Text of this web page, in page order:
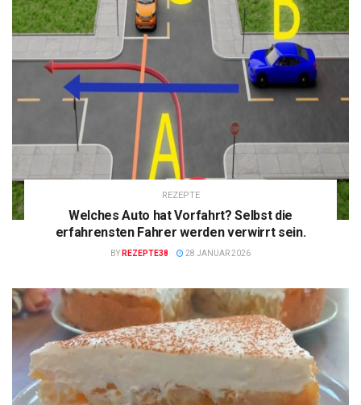
REZEPTE
Welches Auto hat Vorfahrt? Selbst die
erfahrensten Fahrer werden verwirrt sein.
BY REZEPTE38 28 JANUAR 2026